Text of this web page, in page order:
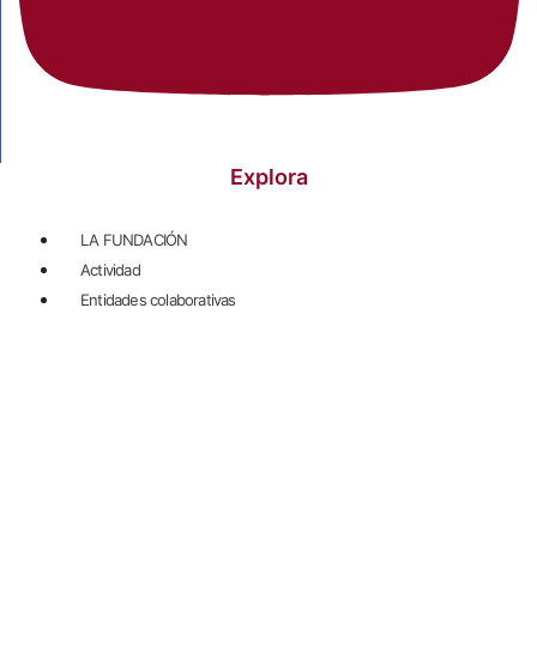
Explora
LA FUNDACIÓN
Actividad
Entidades colaborativas